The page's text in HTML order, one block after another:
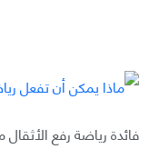
فائدة رياضة رفع